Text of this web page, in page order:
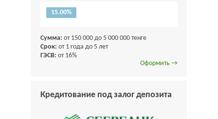
15.00%
Сумма: от 150 000 до 5 000 000 тенге
Срок: от 1 года до 5 лет
ГЭСВ: от 16%
Оформить →
Кредитование под залог депозита